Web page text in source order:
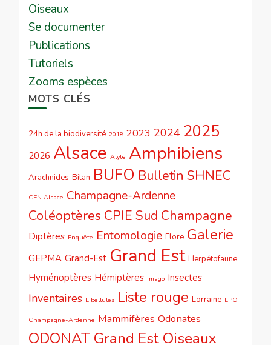
Oiseaux
Se documenter
Publications
Tutoriels
Zooms espèces
MOTS CLÉS
24h de la biodiversité 2018 2023 2024 2025
2026 Alsace Alyte Amphibiens
Arachnides Bilan BUFO Bulletin SHNEC
CEN Alsace Champagne-Ardenne
Coléoptères CPIE Sud Champagne
Diptères Enquête Entomologie Flore Galerie
GEPMA Grand-Est Grand Est Herpétofaune
Hyménoptères Hémiptères Imago Insectes
Inventaires Libellules Liste rouge Lorraine LPO
Champagne-Ardenne Mammifères Odonates
ODONAT Grand Est Oiseaux